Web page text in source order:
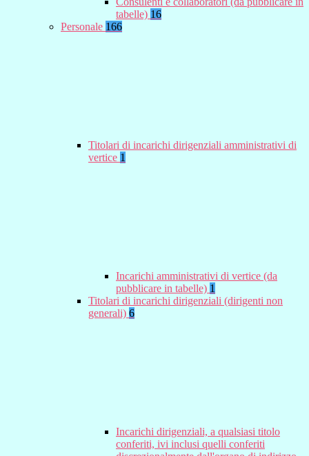
tabelle) 16
Personale 166
Titolari di incarichi dirigenziali amministrativi di
vertice 1
Incarichi amministrativi di vertice (da
pubblicare in tabelle) 1
Titolari di incarichi dirigenziali (dirigenti non
generali) 6
Incarichi dirigenziali, a qualsiasi titolo
conferiti, ivi inclusi quelli conferiti